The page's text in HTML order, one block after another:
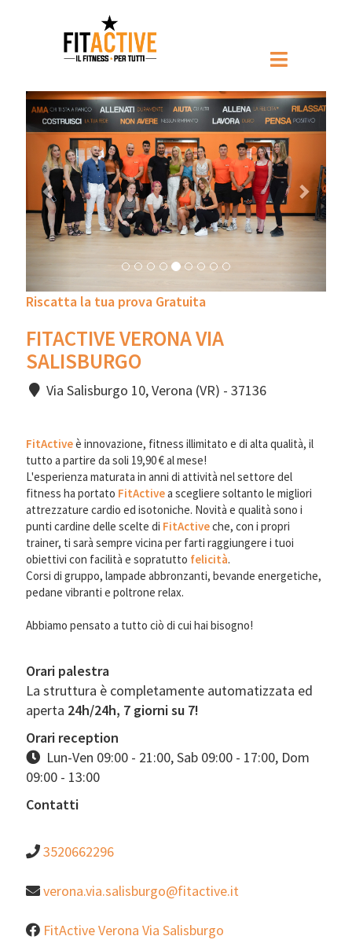
Prec Pross
Riscatta la tua prova Gratuita
FITACTIVE VERONA VIA
SALISBURGO
Via Salisburgo 10, Verona (VR) - 37136
FitActiveè innovazione, fitness illimitato e di alta qualità, il
tutto a partire da soli 19,90 € al mese!
L'esperienza maturata in anni di attività nel settore del
fitness ha portato FitActivea scegliere soltanto le migliori
attrezzature cardio ed isotoniche. Novità e qualità sono i
punti cardine delle scelte di FitActiveche, con i propri
trainer, ti sarà sempre vicina per farti raggiungere i tuoi
obiettivi con facilità e sopratutto felicità.
Corsi di gruppo, lampade abbronzanti, bevande energetiche,
pedane vibranti e poltrone relax.
Abbiamo pensato a tutto ciò di cui hai bisogno!
Orari palestra
La struttura è completamente automatizzata ed
aperta 24h/24h, 7 giorni su 7!
Orari reception
Lun-Ven 09:00 - 21:00, Sab 09:00 - 17:00, Dom
09:00 - 13:00
Contatti
3520662296
verona.via.salisburgo@fitactive.it
FitActive Verona Via Salisburgo